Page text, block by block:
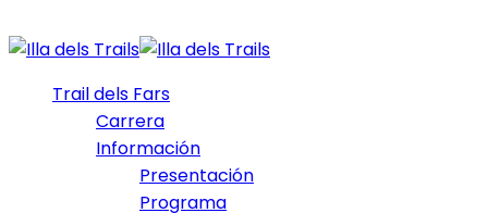
Trail dels Fars
Carrera
Información
Presentación
Programa